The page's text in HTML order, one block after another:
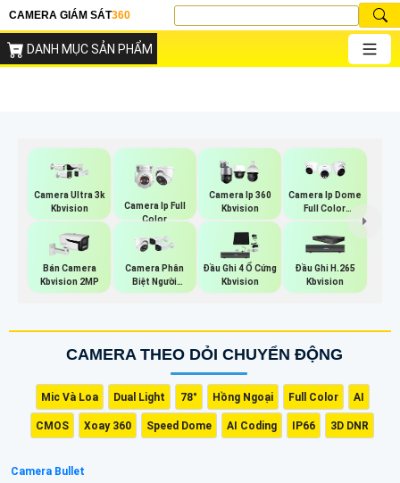
CAMERA GIÁM SÁT360
DANH MỤC SẢN PHẨM
Camera Ultra 3k
Kbvision
Camera Ip Full
Color
Camera Ip 360
Kbvision
Camera Ip Dome
Full Color
Kbvision
Bán Camera
Kbvision 2MP
Camera Phân
Biệt Người
Kbvision
Đầu Ghi 4 Ổ Cứng
Kbvision
Đầu Ghi H.265
Kbvision
CAMERA THEO DỎI CHUYỂN ĐỘNG
Mic Và Loa Dual Light 78° Hồng Ngoại Full Color AI
CMOS Xoay 360 Speed Dome AI Coding IP66 3D DNR
Camera Bullet